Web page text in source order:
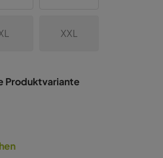
XXL
Produktvariante